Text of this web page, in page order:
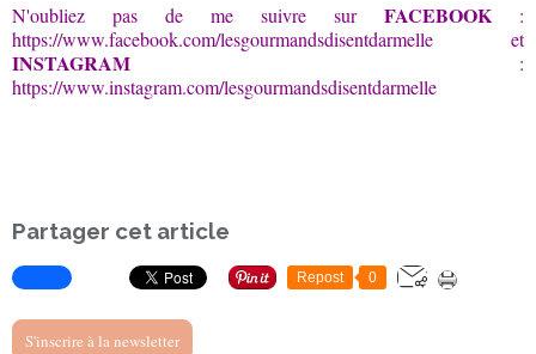
N'oubliez pas de me suivre sur FACEBOOK :
https://www.facebook.com/lesgourmandsdisentdarmelle et
INSTAGRAM :
https://www.instagram.com/lesgourmandsdisentdarmelle
Partager cet article
Repost 0
S'inscrire à la newsletter